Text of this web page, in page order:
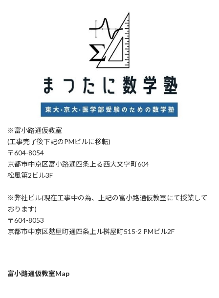
※富小路通仮教室
(工事完了後下記のPMビルに移転)
〒604-8054
京都市中京区富小路通四条上る西大文字町604
松風第2ビル3F
※弊社ビル(現在工事中の為、上記の富小路通仮教室にて授業して
おります)
〒604-8053
京都市中京区麩屋町通四条上ル桝屋町515-2 PMビル2F
富小路通仮教室Map